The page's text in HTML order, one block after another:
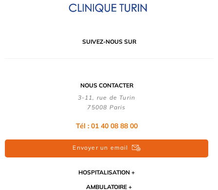
SUIVEZ-NOUS SUR
NOUS CONTACTER
3-11, rue de Turin
75008 Paris
Tél : 01 40 08 88 00
Envoyer un email
HOSPITALISATION
AMBULATOIRE